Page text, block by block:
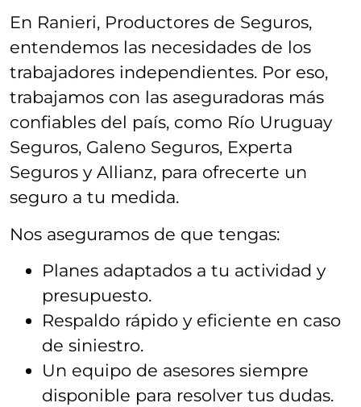
En Ranieri, Productores de Seguros,
entendemos las necesidades de los
trabajadores independientes. Por eso,
trabajamos con las aseguradoras más
confiables del país, como Río Uruguay
Seguros, Galeno Seguros, Experta
Seguros y Allianz, para ofrecerte un
seguro a tu medida.
Nos aseguramos de que tengas:
Planes adaptados a tu actividad y
presupuesto.
Respaldo rápido y eficiente en caso
de siniestro.
Un equipo de asesores siempre
disponible para resolver tus dudas.